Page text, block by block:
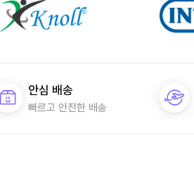
안심 배송
빠르고 안전한 배송